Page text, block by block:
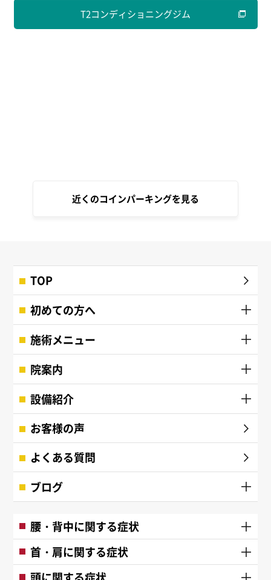
T2コンディショニングジム
近くのコインパーキングを見る
TOP
初めての方へ
施術メニュー
院案内
設備紹介
お客様の声
よくある質問
ブログ
腰・背中に関する症状
首・肩に関する症状
頭に関する症状